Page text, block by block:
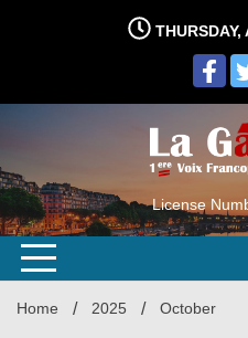
THURSDAY,
License
Home 2025 October